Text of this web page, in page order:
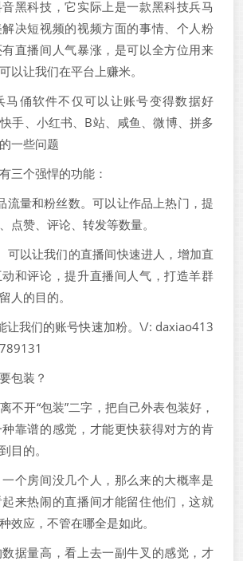
黑科技，它实际上是一款黑科技兵马
决短视频的视频方面的事情、个人粉
直播间人气暴涨，是可以全方位用来
以让我们在平台上赚米。
马俑软件不仅可以让账号变得数据好
手、小红书、B站、咸鱼、微博、拼多
一些问题
三个强悍的功能：
流量和粉丝数。可以让作品上热门，提
点赞、评论、转发等数量。
可以让我们的直播间快速进人，增加直
和评论，提升直播间人气，打造羊群
人的目的。
让我们的账号快速加粉。\/: daxiao413
包装？
不开“包装”二字，把自己外表包装好，
靠谱的感觉，才能更快获得对方的肯
目的。
个房间没几个人，那么来的大概率是
来热闹的直播间才能留住他们，这就
效应，不管在哪全是如此。
据量高，看上去一副牛叉的感觉，才